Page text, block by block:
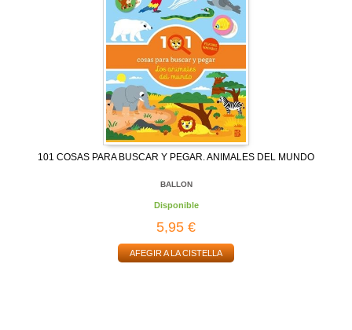
101 COSAS PARA BUSCAR Y PEGAR. ANIMALES DEL MUNDO
BALLON
Disponible
5,95 €
AFEGIR A LA CISTELLA